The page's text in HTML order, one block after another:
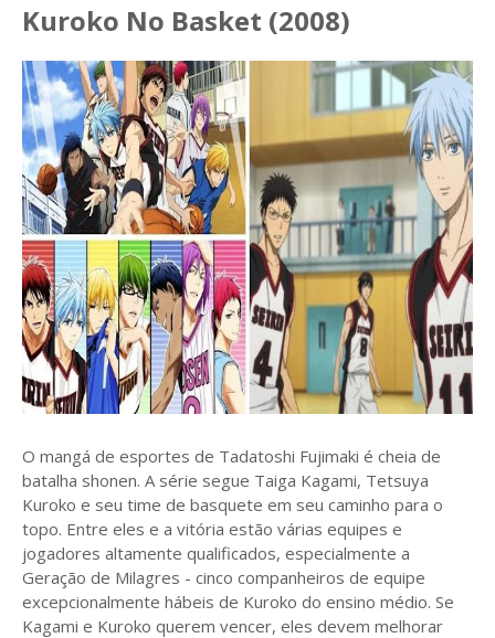
Kuroko No Basket (2008)
O mangá de esportes de Tadatoshi Fujimaki é cheia de
batalha shonen. A série segue Taiga Kagami, Tetsuya
Kuroko e seu time de basquete em seu caminho para o
topo. Entre eles e a vitória estão várias equipes e
jogadores altamente qualificados, especialmente a
Geração de Milagres - cinco companheiros de equipe
excepcionalmente hábeis de Kuroko do ensino médio. Se
Kagami e Kuroko querem vencer, eles devem melhorar